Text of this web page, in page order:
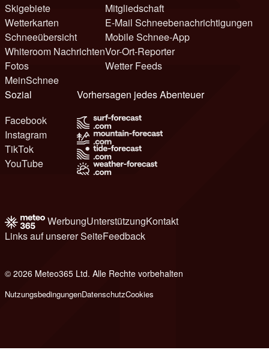
Skigebiete
Wetterkarten
Schneeübersicht
Whiteroom Nachrichten
Fotos
MeinSchnee
Mitgliedschaft
E-Mail Schneebenachrichtigungen
Mobile Schnee-App
Vor-Ort-Reporter
Wetter Feeds
Sozial
Facebook
Instagram
TikTok
YouTube
Vorhersagen jedes Abenteuer
WerbungUnterstützungKontakt
Links auf unserer SeiteFeedback
© 2026 Meteo365 Ltd. Alle Rechte vorbehalten
NutzungsbedingungenDatenschutzCookies